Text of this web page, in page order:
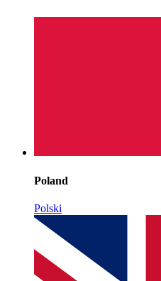
Poland
Polski